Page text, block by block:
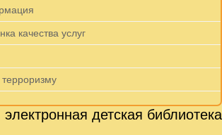
качества услуг
детская библиотека